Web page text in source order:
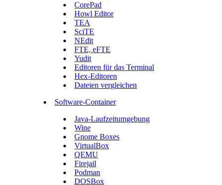
CorePad
Howl Editor
TEA
SciTE
NEdit
FTE, eFTE
Yudit
Editoren für das Terminal
Hex-Editoren
Dateien vergleichen
Software-Container
Java-Laufzeitumgebung
Wine
Gnome Boxes
VirtualBox
QEMU
Firejail
Podman
DOSBox